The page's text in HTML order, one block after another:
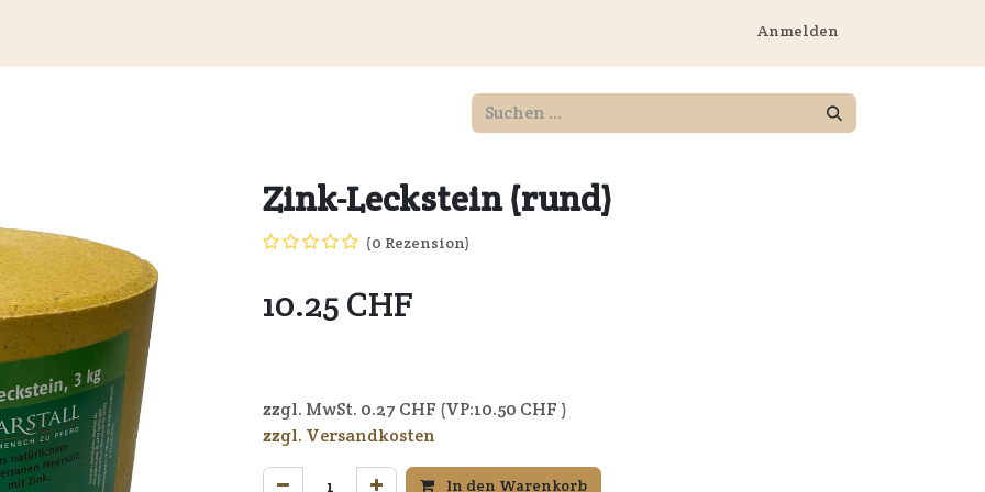
Anmelden
Zink-Leckstein (rund)
(0 Rezension)
10.25CHF
zzgl. MwSt. 0.27 CHF (VP:10.50 CHF )
zzgl. Versandkosten
In den Warenkorb